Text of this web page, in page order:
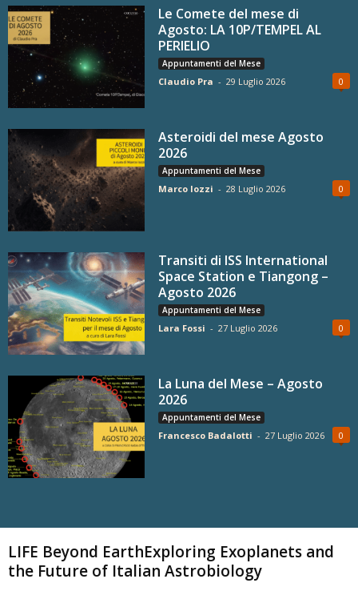
Le Comete del mese di
Agosto: LA 10P/TEMPEL AL
PERIELIO
Appuntamenti del Mese
Claudio Pra - 29 Luglio 2026 0
Asteroidi del mese Agosto
2026
Appuntamenti del Mese
Marco Iozzi - 28 Luglio 2026 0
Transiti di ISS International
Space Station e Tiangong –
Agosto 2026
Appuntamenti del Mese
Lara Fossi - 27 Luglio 2026 0
La Luna del Mese – Agosto
2026
Appuntamenti del Mese
Francesco Badalotti - 27 Luglio 2026 0
LIFE Beyond EarthExploring Exoplanets and
the Future of Italian Astrobiology